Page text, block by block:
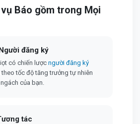
Báo gồm trong Mọi
đăng ký
có chiến lượcngười đăng ký
tốc độ tăng trưởng tự nhiên
của bạn.
tác